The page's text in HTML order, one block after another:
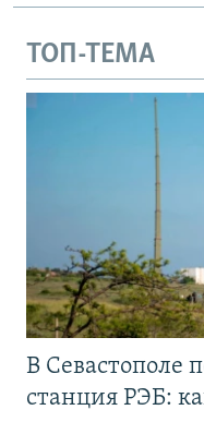
ТОП-ТЕМА
В Севастополе
станция РЭБ: